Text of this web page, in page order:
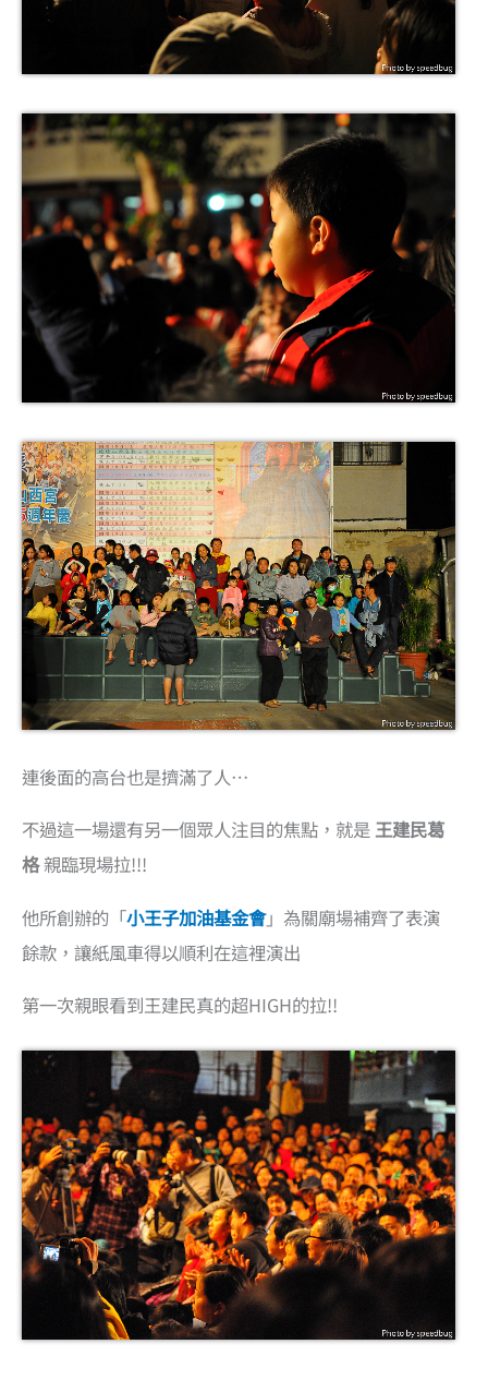
連後面的高台也是擠滿了人…
不過這一場還有另一個眾人注目的焦點，就是 王建民葛
格親臨現場拉!!!
他所創辦的「小王子加油基金會」為關廟場補齊了表演
餘款，讓紙風車得以順利在這裡演出
第一次親眼看到王建民真的超HIGH的拉!!